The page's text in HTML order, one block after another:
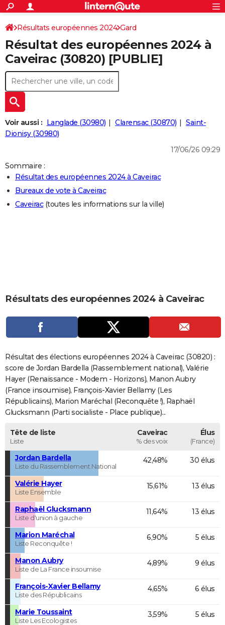
ACTUALITÉS
Politique
Société
Faits Divers
Education
Monde
Villes
+
SPORT
Coupe du monde 2026
Football
Tennis
Cyclisme
Rugby
Forum
CULTURE
Programme TV
TNT
Streaming
Cinéma
Sorties cinéma
Musique
+
FINANCE
Retraite
Impôts
Epargne
Immobilier
Risques naturels par ville
Banque
Assurance
Crédit
AUTO
Essais
Réserver un essai
Citadines
Berlines
SUV
Forum auto
+
HIGH-TECH
Mobiles
Meilleur smartphone
Internet
Ordinateurs
Jeux vidéo
Guide high-tech
+
BRICOLAGE
Guides de France
Escapades
Patrimoine
Expositions
Musées
Week-end nature
LIFESTYLE
Art de vivre
Bien-être
Loisirs
Mode
Modes de vie
CARTE DE VOEUX
Carte de Noël
Carte Bonne année
Carte Saint-Valentin
Carte Pâques
Carte d'anniversaire
DICTIONNAIRE
Dictionnaire
Biographies
Citations
Expressions
Proverbes
PROGRAMME TV
COPAINS D'AVANT
S'inscrire
Se connecter
Lycées
Collèges
Primaires
Universités
Entreprises
Service militaire
Avis de recherche
AVIS DE DÉCÈS
FORUM
S'inscrire
Connexion
Résultats européennes 2024 Gard
Résultat des européennes 2024 à
Caveirac (30820) [PUBLIE]
Voir aussi : Langlade (30980) Clarensac (30870)
Saint-
Dionisy (30980)
17/06/26 09:29
Sommaire :
Résultat des européennes 2024 à Caveirac
Bureaux de vote à Caveirac
Caveirac(toutes les informations sur la ville)
Résultats des européennes 2024 à Caveirac
Résultat des élections européennes 2024 à Caveirac (30820) :
score de Jordan Bardella (Rassemblement national), Valérie
Hayer (Renaissance - Modem - Horizons), Manon Aubry
(France insoumise), François-Xavier Bellamy (Les
Républicains), Marion Maréchal (Reconquête !), Raphaël
Glucksmann (Parti socialiste - Place publique)...
Tête de liste
Liste
Caveirac
% des voix
Élus
(France)
Jordan Bardella
Liste du Rassemblement National
42,48% 30 élus
Valérie Hayer
Liste Ensemble
15,61% 13 élus
Raphaël Glucksmann
Liste d'union à gauche
11,64% 13 élus
Marion Maréchal
Liste Reconquête !
6,90% 5 élus
Manon Aubry
Liste de La France insoumise
4,89% 9 élus
François-Xavier Bellamy
Liste des Républicains
4,65% 6 élus
Marie Toussaint
Liste Les Ecologistes
3,59% 5 élus